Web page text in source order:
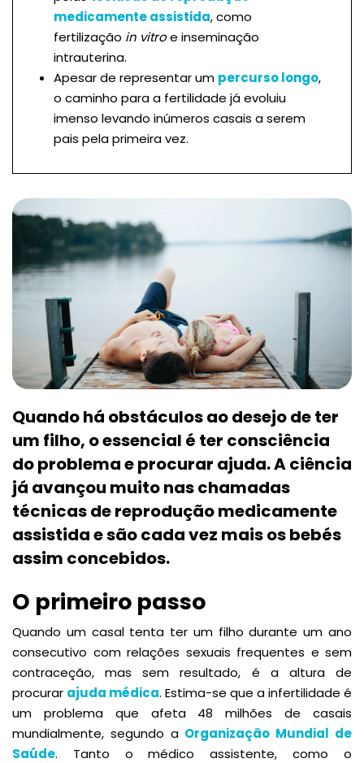
medicamente assistida, como
fertilização in vitroe inseminação
intrauterina.
Apesar de representar um percurso longo,
o caminho para a fertilidade já evoluiu
imenso levando inúmeros casais a serem
pais pela primeira vez.
Quando há obstáculos ao desejo de ter
um filho, o essencial é ter consciência
do problema e procurar ajuda. A ciência
já avançou muito nas chamadas
técnicas de reprodução medicamente
assistida e são cada vez mais os bebés
assim concebidos.
O primeiro passo
Quando um casal tenta ter um filho durante um ano
consecutivo com relações sexuais frequentes e sem
contraceção, mas sem resultado, é a altura de
procurar ajuda médica. Estima-se que a infertilidade é
um problema que afeta 48 milhões de casais
mundialmente, segundo a Organização Mundial de
Saúde. Tanto o médico assistente, como o